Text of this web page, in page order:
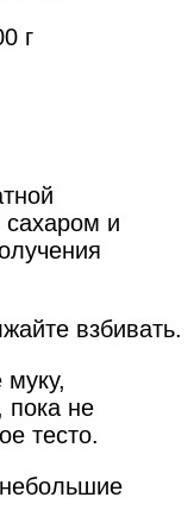
г
и
взбивать.
пока не
тесто.